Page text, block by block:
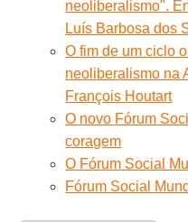
neoliberalismo".
Luís Barbosa dos
O fim de um ciclo
neoliberalismo na
François Houtart
O novo Fórum
coragem
O Fórum Social
Fórum Social